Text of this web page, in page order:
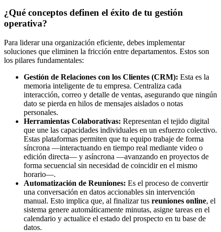
¿Qué conceptos definen el éxito de tu gestión
operativa?
Para liderar una organización eficiente, debes implementar
soluciones que eliminen la fricción entre departamentos. Estos son
los pilares fundamentales:
Gestión de Relaciones con los Clientes (CRM): Esta es la
memoria inteligente de tu empresa. Centraliza cada
interacción, correo y detalle de ventas, asegurando que ningún
dato se pierda en hilos de mensajes aislados o notas
personales.
Herramientas Colaborativas: Representan el tejido digital
que une las capacidades individuales en un esfuerzo colectivo.
Estas plataformas permiten que tu equipo trabaje de forma
síncrona —interactuando en tiempo real mediante video o
edición directa— y asíncrona —avanzando en proyectos de
forma secuencial sin necesidad de coincidir en el mismo
horario—.
Automatización de Reuniones: Es el proceso de convertir
una conversación en datos accionables sin intervención
manual. Esto implica que, al finalizar tus reuniones online, el
sistema genere automáticamente minutas, asigne tareas en el
calendario y actualice el estado del prospecto en tu base de
datos.